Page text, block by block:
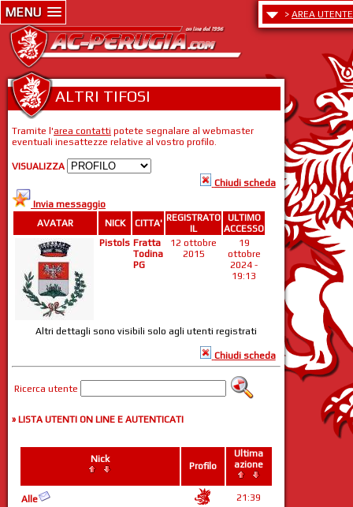
MENU > AREA UTENTE
ALTRI TIFOSI
Tramite l'area contatti potete segnalare al webmaster
eventuali inesattezze relative al vostro profilo.
VISUALIZZA
Chiudi scheda
Invia messaggio
AVATAR
NICK CITTA' REGISTRATO
IL
ULTIMO
ACCESSO
Pistols Fratta
Todina
PG
12 ottobre
2015
19
ottobre
2024 -
19:13
Altri dettagli sono visibili solo agli utenti registrati
Chiudi scheda
Ricerca utente
» LISTA UTENTI ON LINE E AUTENTICATI
Nick
Profilo
Ultima
azione
Alle 21:39